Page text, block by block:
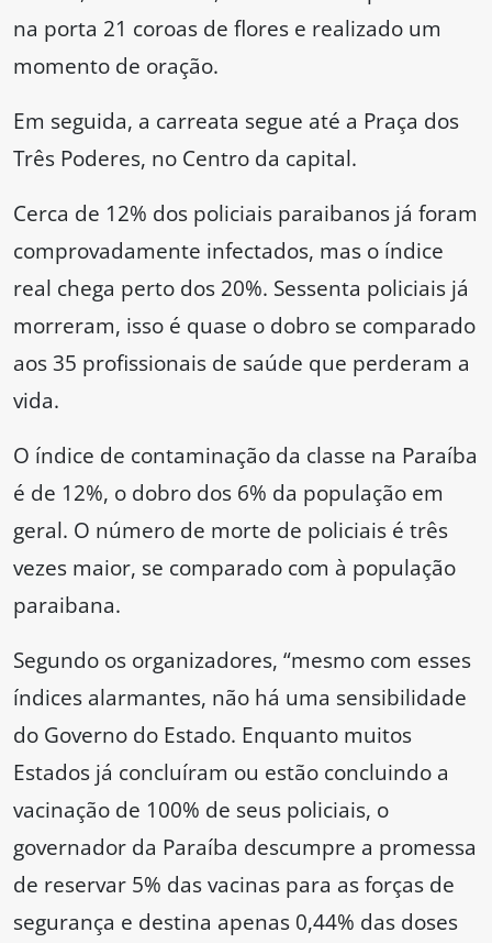
na porta 21 coroas de flores e realizado um
momento de oração.
Em seguida, a carreata segue até a Praça dos
Três Poderes, no Centro da capital.
Cerca de 12% dos policiais paraibanos já foram
comprovadamente infectados, mas o índice
real chega perto dos 20%. Sessenta policiais já
morreram, isso é quase o dobro se comparado
aos 35 profissionais de saúde que perderam a
vida.
O índice de contaminação da classe na Paraíba
é de 12%, o dobro dos 6% da população em
geral. O número de morte de policiais é três
vezes maior, se comparado com à população
paraibana.
Segundo os organizadores, “mesmo com esses
índices alarmantes, não há uma sensibilidade
do Governo do Estado. Enquanto muitos
Estados já concluíram ou estão concluindo a
vacinação de 100% de seus policiais, o
governador da Paraíba descumpre a promessa
de reservar 5% das vacinas para as forças de
segurança e destina apenas 0,44% das doses